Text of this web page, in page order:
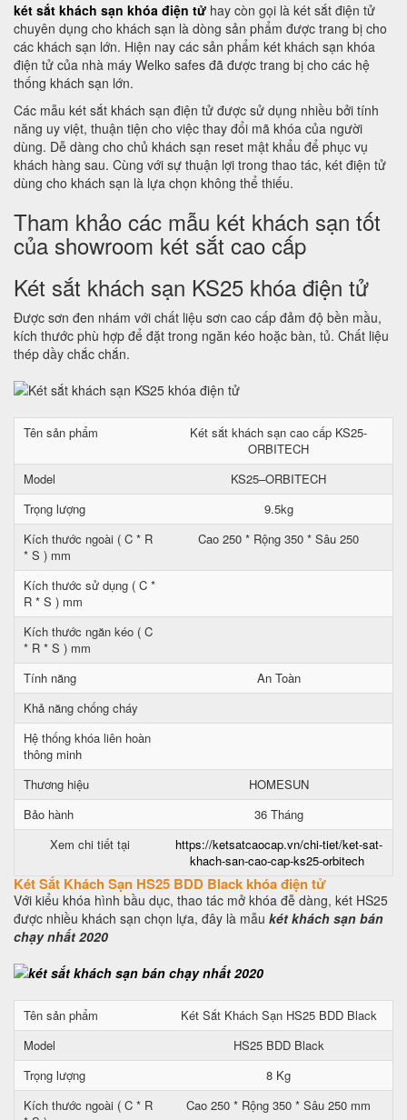
két sắt khách sạn khóa điện tử hay còn gọi là két sắt điện tử
chuyên dụng cho khách sạn là dòng sản phẩm được trang bị cho
các khách sạn lớn. Hiện nay các sản phẩm két khách sạn khóa
điện tử của nhà máy Welko safes đã được trang bị cho các hệ
thống khách sạn lớn.
Các mẫu két sắt khách sạn điện tử được sử dụng nhiều bởi tính
năng uy việt, thuận tiện cho việc thay đổi mã khóa của người
dùng. Dễ dàng cho chủ khách sạn reset mật khẩu để phục vụ
khách hàng sau. Cùng với sự thuận lợi trong thao tác, két điện tử
dùng cho khách sạn là lựa chọn không thể thiếu.
Tham khảo các mẫu két khách sạn tốt
của showroom két sắt cao cấp
Két sắt khách sạn KS25 khóa điện tử
Được sơn đen nhám với chất liệu sơn cao cấp đảm độ bền mầu,
kích thước phù hợp để đặt trong ngăn kéo hoặc bàn, tủ. Chất liệu
thép dầy chắc chắn.
Tên sản phẩm
Két sắt khách sạn cao cấp KS25-
ORBITECH
Model
KS25–ORBITECH
Trọng lượng
9.5kg
Kích thước ngoài ( C * R
* S ) mm
Cao 250 * Rộng 350 * Sâu 250
Kích thước sử dụng ( C *
R * S ) mm
Kích thước ngăn kéo ( C
* R * S ) mm
Tính năng
An Toàn
Khả năng chống cháy
Hệ thống khóa liên hoàn
thông minh
Thương hiệu
HOMESUN
Bảo hành
36 Tháng
Xem chi tiết tại
https://ketsatcaocap.vn/chi-tiet/ket-sat-
khach-san-cao-cap-ks25-orbitech
Két Sắt Khách Sạn HS25 BDD Black khóa điện tử
Với kiểu khóa hình bầu dục, thao tác mở khóa đễ dàng, két HS25
được nhiều khách sạn chọn lựa, đây là mẫu két khách sạn bán
chạy nhất 2020
Tên sản phẩm
Két Sắt Khách Sạn HS25 BDD Black
Model
HS25 BDD Black
Trọng lượng
8 Kg
Kích thước ngoài ( C * R
Cao 250 * Rộng 350 * Sâu 250 mm